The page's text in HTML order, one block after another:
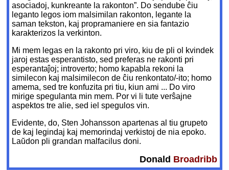
asociadoj, kunkreante la rakonton”. Do sendube ĉiu
leganto legos iom malsimilan rakonton, legante la
saman tekston, kaj propramaniere en sia fantazio
karakterizos la verkinton.
Mi mem legas en la rakonto pri viro, kiu de pli ol kvindek
jaroj estas esperantisto, sed preferas ne rakonti pri
esperantaĵoj; introverto; homo kapabla rekoni la
similecon kaj malsimilecon de ĉiu renkontato/-ito; homo
amema, sed tre konfuzita pri tiu, kiun ami ... Do viro
mirige spegulanta min mem. Por vi li tute verŝajne
aspektos tre alie, sed iel spegulos vin.
Evidente, do, Sten Johansson apartenas al tiu grupeto
de kaj legindaj kaj memorindaj verkistoj de nia epoko.
Laŭdon pli grandan malfacilus doni.
Donald Broadribb